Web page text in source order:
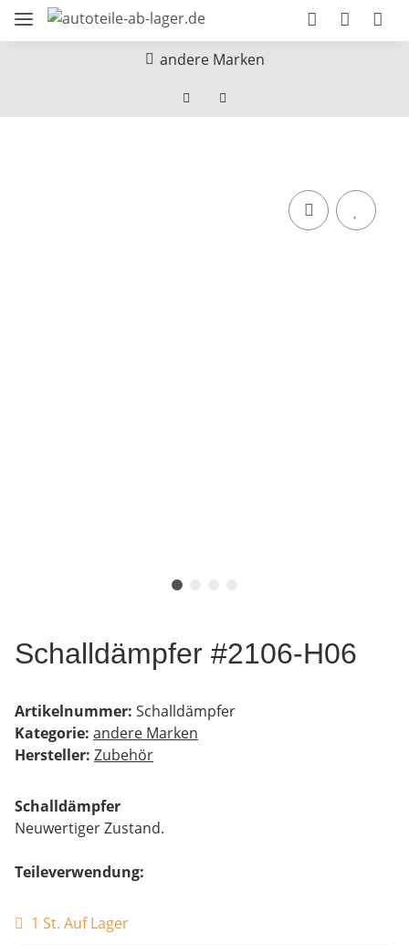
andere Marken
Schalldämpfer #2106-H06
Artikelnummer: Schalldämpfer
Kategorie: andere Marken
Hersteller: Zubehör
Schalldämpfer
Neuwertiger Zustand.
Teileverwendung:
1 St. Auf Lager